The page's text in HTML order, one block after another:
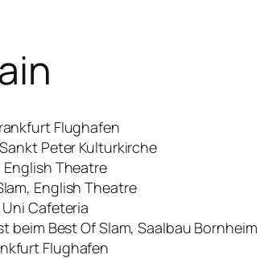
Flughafen
Peter Kulturkirche
English Theatre
English Theatre
Uni Cafeteria
beim Best Of Slam, Saalbau Bornheim
Flughafen